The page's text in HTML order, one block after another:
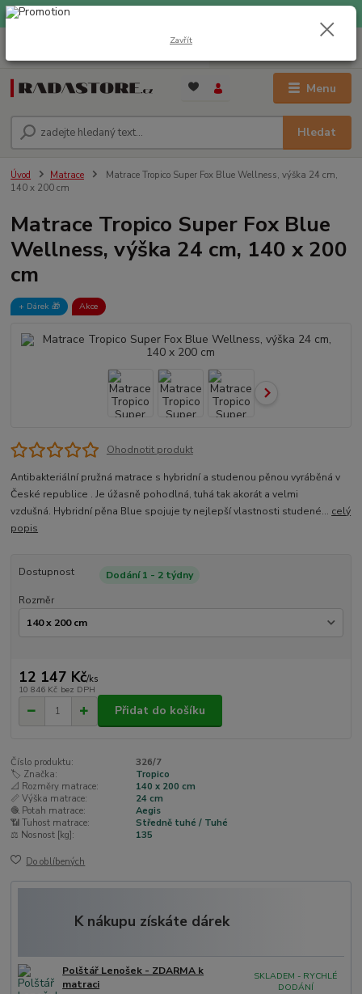
EXPRESNÍ DOPRAVA ZDARMA při nákupu nad 1000 Kč
Menu
Hledat
Úvod Matrace
Matrace Tropico Super Fox Blue Wellness, výška 24 cm,
140 x 200 cm
Matrace Tropico Super Fox Blue
Wellness, výška 24 cm, 140 x 200
cm
+ Dárek️ 🎁 Akce
Ohodnotit produkt
Antibakteriální pružná matrace s hybridní a studenou pěnou vyráběná v
České republice . Je úžasně pohodlná, tuhá tak akorát a velmi
vzdušná. Hybridní pěna Blue spojuje ty nejlepší vlastnosti studené... celý
popis
Dostupnost
Dodání 1 - 2 týdny
Rozměr
12 147 Kč/ks
10 846 Kč bez DPH
Přidat do košíku
Číslo produktu:
326/7
🏷️ Značka:
Tropico
📐 Rozměry matrace:
140 x 200 cm
📏 Výška matrace:
24 cm
🧶 Potah matrace:
Aegis
📶 Tuhost matrace:
Středně tuhé / Tuhé
⚖️ Nosnost [kg]:
135
Do oblíbených
K nákupu získáte dárek
Polštář Lenošek - ZDARMA k
matraci
SKLADEM - RYCHLÉ
DODÁNÍ
Zavřít